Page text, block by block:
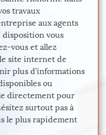
travaux
aux agents
disposition vous
vous et allez
site internet de
plus d’informations
ou
directement pour
surtout pas à
le plus rapidement